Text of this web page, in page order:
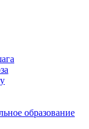
образование